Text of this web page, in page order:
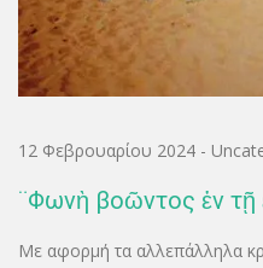
12 Φεβρουαρίου 2024 -
¨Φωνὴ βοῶντος ἐν τῇ
Με αφορμή τα αλλεπάλληλα